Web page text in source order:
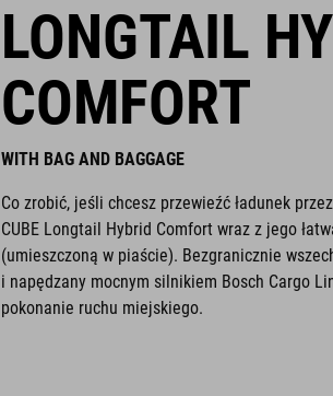
LONGTAIL
COMFORT
WITH BAG AND BAGGAGE
Co zrobić, jeśli chcesz przewieźć ładunek
CUBE Longtail Hybrid Comfort wraz z jego
(umieszczoną w piaście). Bezgranicznie
i napędzany mocnym silnikiem Bosch Cargo
pokonanie ruchu miejskiego.